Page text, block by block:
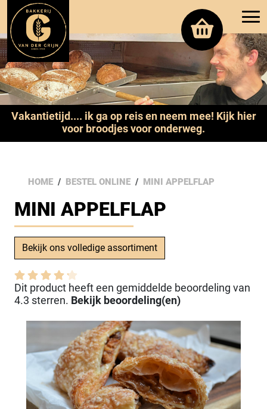
Vakantietijd.... ik ga op reis en neem mee! Kijk hier
voor broodjes voor onderweg.
HOME BESTEL ONLINE MINI APPELFLAP
MINI APPELFLAP
Bekijk ons volledige assortiment
Dit product heeft een gemiddelde beoordeling van
4.3 sterren. Bekijk beoordeling(en)